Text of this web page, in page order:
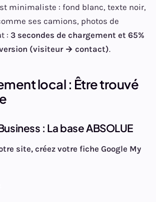
minimaliste : fond blanc, texte noir,
ses camions, photos de
: 3 secondes de chargement et 65%
(visiteur → contact).
local : Être trouvé
: La base ABSOLUE
site, créez votre fiche Google My